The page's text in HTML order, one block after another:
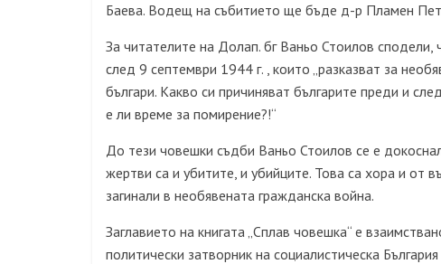
Баева. Водещ на събитието ще бъде д-р Пламен
За читателите на Долап. бг Ваньо Стоилов сподели,
след 9 септември 1944 г. , които „разказват за
българи. Какво си причиняват българите преди и
е ли време за помирение?!“
До тези човешки съдби Ваньо Стоилов се е
жертви са и убитите, и убийците. Това са хора и от
загинали в необявената гражданска война.
Заглавието на книгата „Сплав човешка“ е
политически затворник на социалистическа